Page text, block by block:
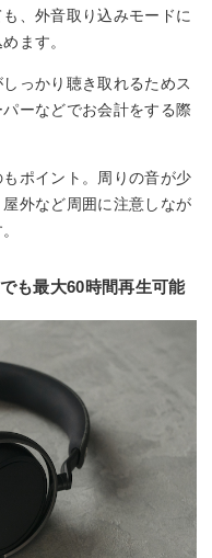
、外音取り込みモードに
ます。
っかり聴き取れるためス
ーなどでお会計をする際
ポイント。周りの音が少
外など周囲に注意しなが
も最大60時間再生可能